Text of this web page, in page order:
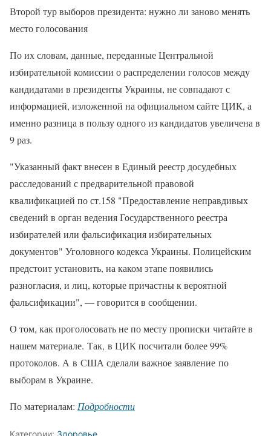
Второй тур выборов президента: нужно ли заново менять
место голосования
По их словам, данные, переданные Центральной
избирательной комиссии о распределении голосов между
кандидатами в президенты Украины, не совпадают с
информацией, изложенной на официальном сайте ЦИК, а
именно разница в пользу одного из кандидатов увеличена в
9 раз.
"Указанный факт внесен в Единый реестр досудебных
расследований с предварительной правовой
квалификацией по ст.158 "Предоставление неправдивых
сведений в орган ведения Государственного реестра
избирателей или фальсификация избирательных
документов" Уголовного кодекса Украины. Полицейским
предстоит установить, на каком этапе появились
разногласия, и лиц, которые причастны к вероятной
фальсификации", — говорится в сообщении.
О том, как проголосовать не по месту прописки читайте в
нашем материале. Так, в ЦИК посчитали более 99%
протоколов. А в США сделали важное заявление по
выборам в Украине.
По материалам: Подробности